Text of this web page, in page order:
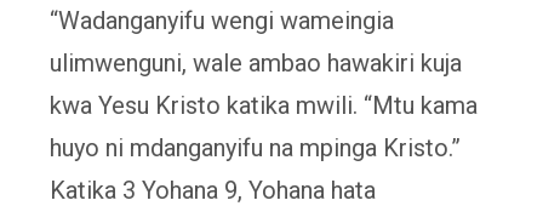
“Wadanganyifu wengi wameingia
ulimwenguni, wale ambao hawakiri kuja
kwa Yesu Kristo katika mwili. “Mtu kama
huyo ni mdanganyifu na mpinga Kristo.”
Katika 3 Yohana 9, Yohana hata